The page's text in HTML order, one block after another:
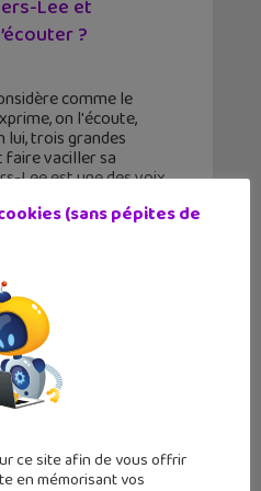
Lee et
?
comme le
on l'écoute,
lui, trois grandes
vaciller sa
Lee est une des voix
(sans pépites de
ce site afin de vous offrir
en mémorisant vos